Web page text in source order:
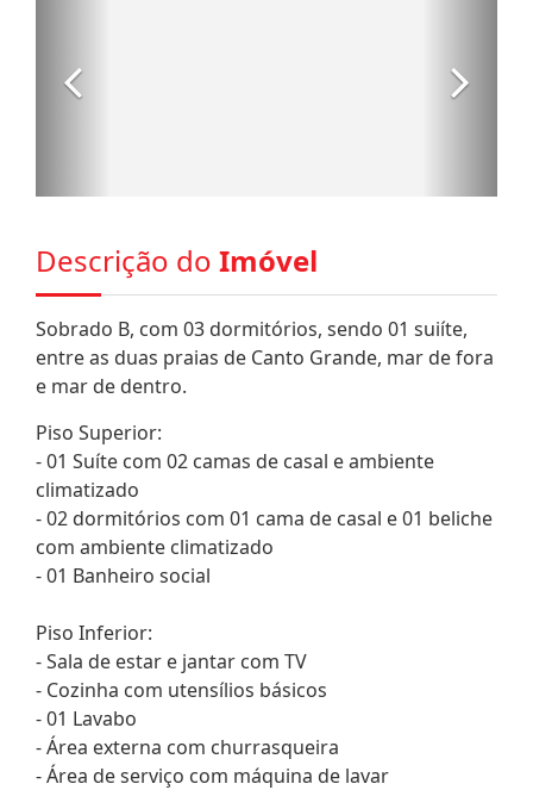
Descrição do Imóvel
Sobrado B, com 03 dormitórios, sendo 01 suiíte,
entre as duas praias de Canto Grande, mar de fora
e mar de dentro.
Piso Superior:
- 01 Suíte com 02 camas de casal e ambiente
climatizado
- 02 dormitórios com 01 cama de casal e 01 beliche
com ambiente climatizado
- 01 Banheiro social
Piso Inferior:
- Sala de estar e jantar com TV
- Cozinha com utensílios básicos
- 01 Lavabo
- Área externa com churrasqueira
- Área de serviço com máquina de lavar